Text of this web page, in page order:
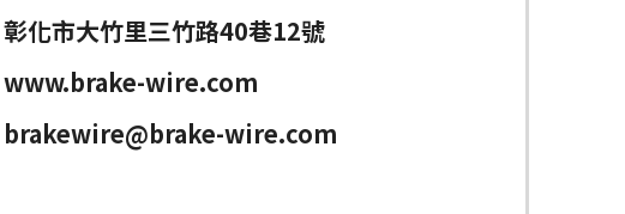
彰化市大竹里三竹路40巷12號
www.brake-wire.com
brakewire@brake-wire.com